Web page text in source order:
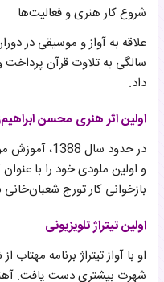
شروع کار هنری و فعالیت‌ها
علاقه به آواز و موسیقی در
سالگی به تلاوت قرآن پرداخت
داد.
اولین اثر هنری محسن
در حدود سال
و اولین ملودی خود را با
بازخوانی کار تورج شعبان‌خانی
اولین تیتراژ تلویزیونی
شهرت بیشتری دست یافت.